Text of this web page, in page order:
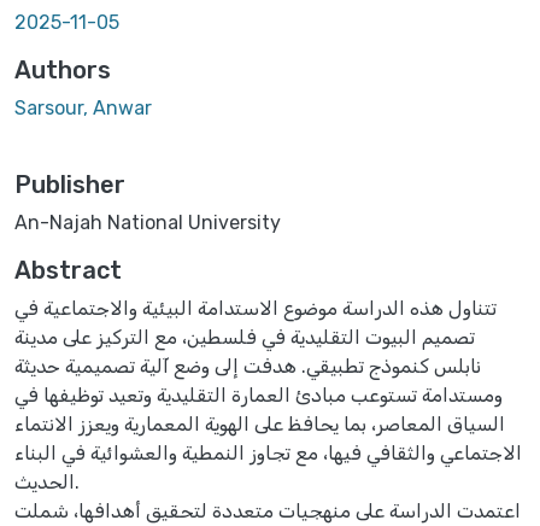
2025-11-05
Authors
Sarsour, Anwar
Publisher
An-Najah National University
Abstract
تتناول هذه الدراسة موضوع الاستدامة البيئية والاجتماعية في
تصميم البيوت التقليدية في فلسطين، مع التركيز على مدينة
نابلس كنموذج تطبيقي. هدفت إلى وضع آلية تصميمية حديثة
ومستدامة تستوعب مبادئ العمارة التقليدية وتعيد توظيفها في
السياق المعاصر، بما يحافظ على الهوية المعمارية ويعزز الانتماء
الاجتماعي والثقافي فيها، مع تجاوز النمطية والعشوائية في البناء
الحديث.
اعتمدت الدراسة على منهجيات متعددة لتحقيق أهدافها، شملت